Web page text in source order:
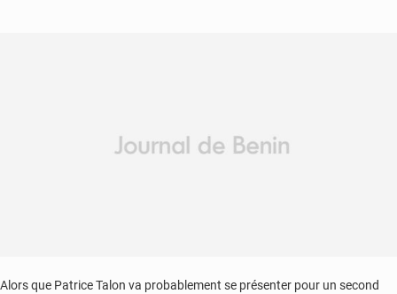
Alors que Patrice Talon va probablement se présenter pour un second